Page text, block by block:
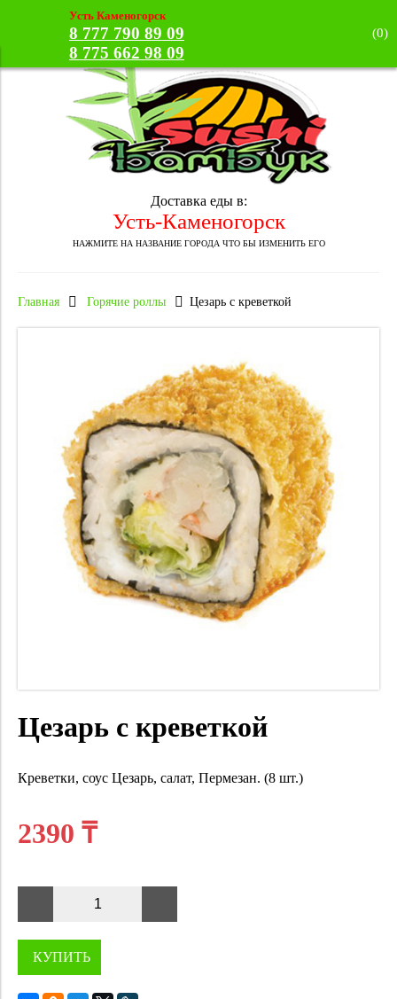
Усть Каменогорск
8 777 790 89 09
8 775 662 98 09
(0)
Доставка еды в:
Усть-Каменогорск
НАЖМИТЕ НА НАЗВАНИЕ ГОРОДА ЧТО БЫ ИЗМЕНИТЬ ЕГО
Главная Горячие роллы Цезарь с креветкой
Цезарь с креветкой
Креветки, соус Цезарь, салат, Пермезан. (8 шт.)
2390 ₸
КУПИТЬ